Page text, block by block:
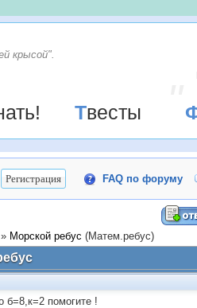
крысой".
Твесты
FAQ по форуму
» Морской ребус (Матем.ребус)
б=8,к=2 помогите !